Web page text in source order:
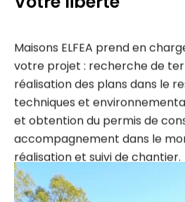
votre projet : recherche de
réalisation des plans dans le
techniques et
et obtention du permis de
accompagnement dans le
réalisation et suivi de chantier.